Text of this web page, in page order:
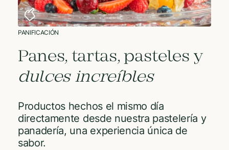
PANIFICACIÓN
Panes, tartas, pasteles y
dulces increíbles
Productos hechos el mismo día
directamente desde nuestra pastelería y
panadería, una experiencia única de
sabor.